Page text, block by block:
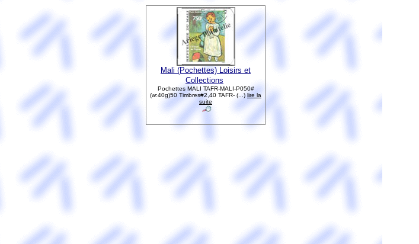
Mali (Pochettes) Loisirs et
Collections
Pochettes MALI TAFR-MALI-P050#
(w:40g)50 Timbres#2,40 TAFR- (...) lire la
suite